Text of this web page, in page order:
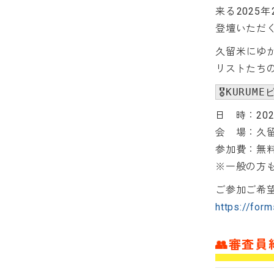
来る2025年
登壇いただ
久留米にゆ
リストたち
🎖️KURUME
日 時：
会 場：久留
参加費：無
※一般の方
ご参加ご希
https://
👥審査員